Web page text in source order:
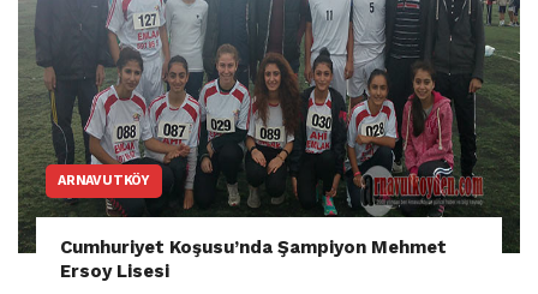
ARNAVUTKÖY
Cumhuriyet Koşusu’nda Şampiyon Mehmet
Ersoy Lisesi